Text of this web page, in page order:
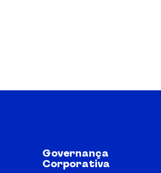
Governança
Corporativa